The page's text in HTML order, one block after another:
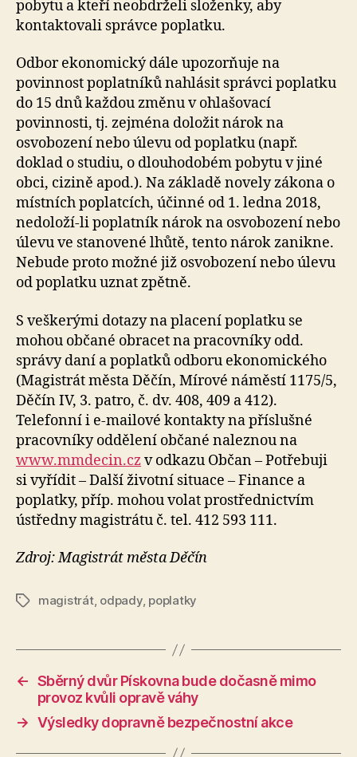
pobytu a kteří neobdrželi složenky, aby
kontaktovali správce poplatku.
Odbor ekonomický dále upozorňuje na
povinnost poplatníků nahlásit správci poplatku
do 15 dnů každou změnu v ohlašovací
povinnosti, tj. zejména doložit nárok na
osvobození nebo úlevu od poplatku (např.
doklad o studiu, o dlouhodobém pobytu v jiné
obci, cizině apod.). Na základě novely zákona o
místních poplatcích, účinné od 1. ledna 2018,
nedoloží-li poplatník nárok na osvobození nebo
úlevu ve stanovené lhůtě, tento nárok zanikne.
Nebude proto možné již osvobození nebo úlevu
od poplatku uznat zpětně.
S veškerými dotazy na placení poplatku se
mohou občané obracet na pracovníky odd.
správy daní a poplatků odboru ekonomického
(Magistrát města Děčín, Mírové náměstí 1175/5,
Děčín IV, 3. patro, č. dv. 408, 409 a 412).
Telefonní i e-mailové kontakty na příslušné
pracovníky oddělení občané naleznou na
www.mmdecin.czv odkazu Občan – Potřebuji
si vyřídit – Další životní situace – Finance a
poplatky, příp. mohou volat prostřednictvím
ústředny magistrátu č. tel. 412 593 111.
Zdroj: Magistrát města Děčín
Štítkymagistrát, odpady, poplatky
← Sběrný dvůr Pískovna bude dočasně mimo
provoz kvůli opravě váhy
→ Výsledky dopravně bezpečnostní akce